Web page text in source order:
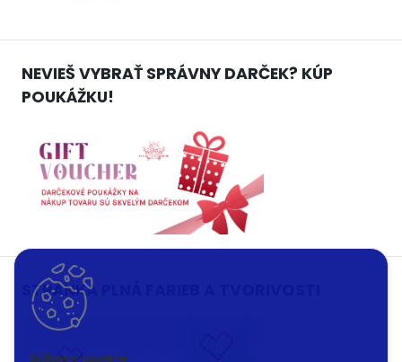
NEVIEŠ VYBRAŤ SPRÁVNY DARČEK? KÚP
POUKÁŽKU!
STRÁNKA PLNÁ FARIEB A TVORIVOSTI